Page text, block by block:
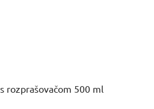
rozprašovačom 500 ml